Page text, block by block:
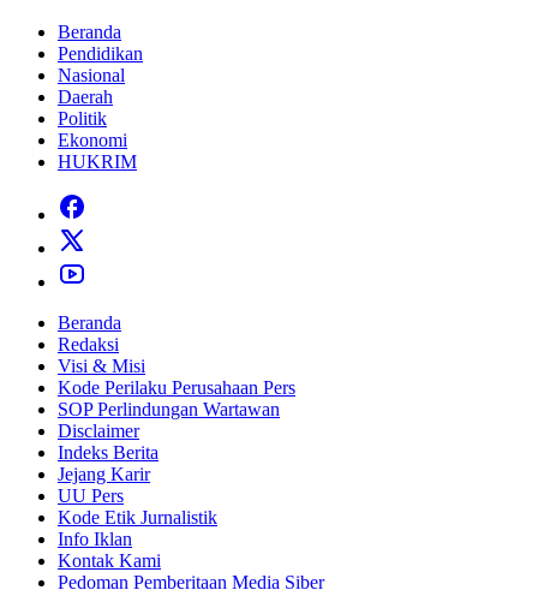
Beranda
Pendidikan
Nasional
Daerah
Politik
Ekonomi
HUKRIM
Beranda
Redaksi
Visi & Misi
Kode Perilaku Perusahaan Pers
SOP Perlindungan Wartawan
Disclaimer
Indeks Berita
Jejang Karir
UU Pers
Kode Etik Jurnalistik
Info Iklan
Kontak Kami
Pedoman Pemberitaan Media Siber